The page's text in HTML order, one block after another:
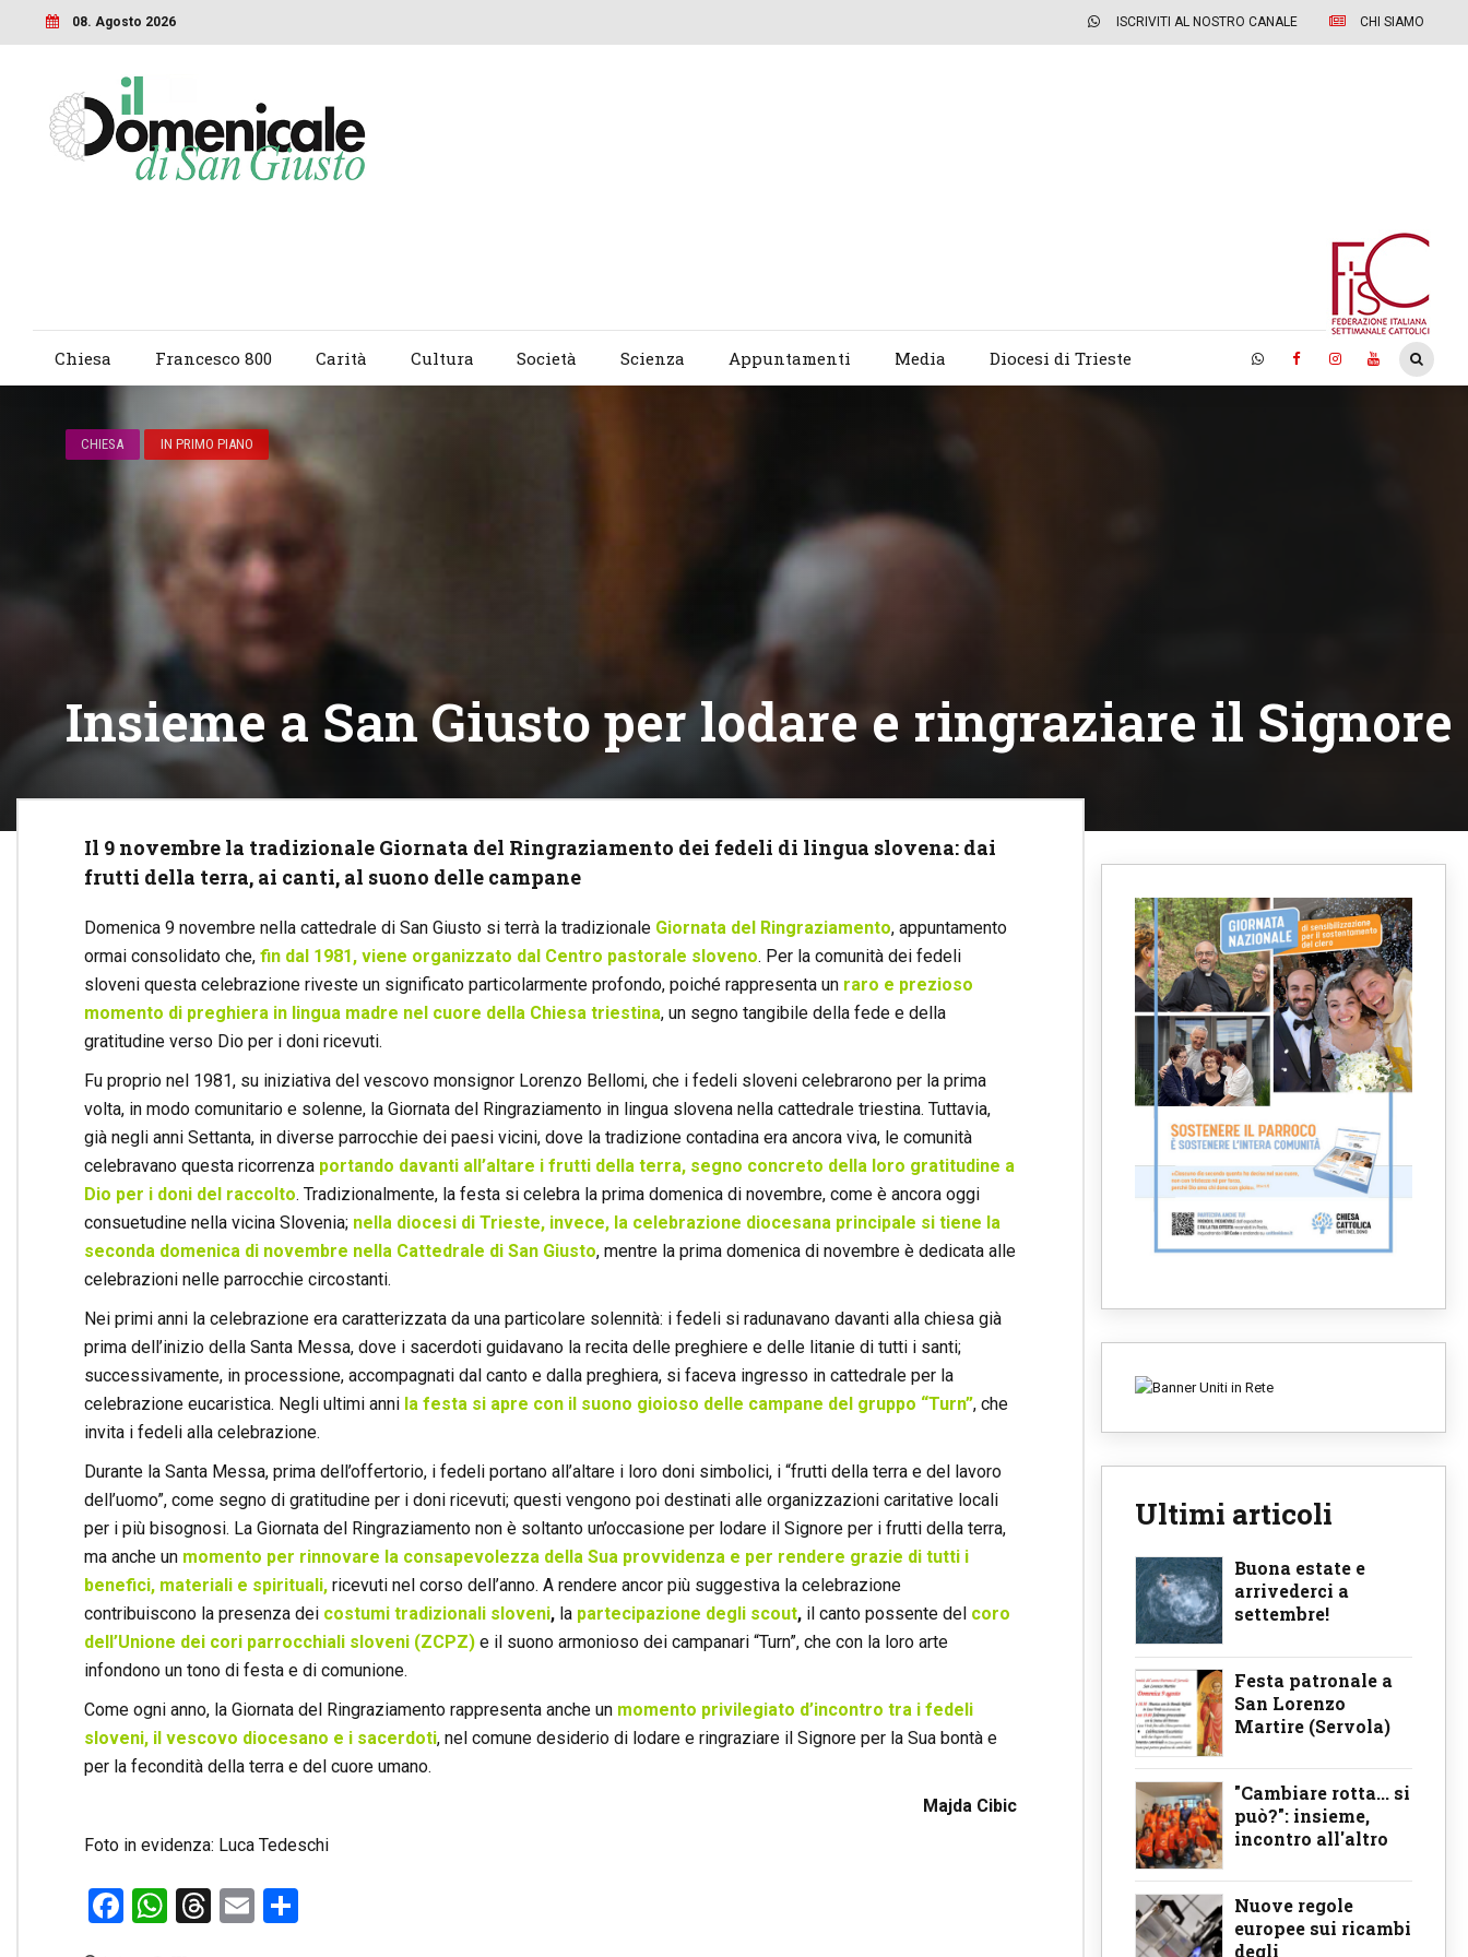
08. Agosto 2026 ISCRIVITI AL NOSTRO CANALE CHI SIAMO
Chiesa Francesco 800 Carità Cultura Società Scienza Appuntamenti Media Diocesi di Trieste
CHIESA IN PRIMO PIANO
Insieme a San Giusto per lodare e ringraziare il Signore
Il 9 novembre la tradizionale Giornata del Ringraziamento dei fedeli di lingua slovena: dai
frutti della terra, ai canti, al suono delle campane
Domenica 9 novembre nella cattedrale di San Giusto si terrà la tradizionale Giornata del Ringraziamento, appuntamento
ormai consolidato che, fin dal 1981, viene organizzato dal Centro pastorale sloveno. Per la comunità dei fedeli
sloveni questa celebrazione riveste un significato particolarmente profondo, poiché rappresenta un raro e prezioso
momento di preghiera in lingua madre nel cuore della Chiesa triestina, un segno tangibile della fede e della
gratitudine verso Dio per i doni ricevuti.
Fu proprio nel 1981, su iniziativa del vescovo monsignor Lorenzo Bellomi, che i fedeli sloveni celebrarono per la prima
volta, in modo comunitario e solenne, la Giornata del Ringraziamento in lingua slovena nella cattedrale triestina. Tuttavia,
già negli anni Settanta, in diverse parrocchie dei paesi vicini, dove la tradizione contadina era ancora viva, le comunità
celebravano questa ricorrenza portando davanti all’altare i frutti della terra, segno concreto della loro gratitudine a
Dio per i doni del raccolto. Tradizionalmente, la festa si celebra la prima domenica di novembre, come è ancora oggi
consuetudine nella vicina Slovenia; nella diocesi di Trieste, invece, la celebrazione diocesana principale si tiene la
seconda domenica di novembre nella Cattedrale di San Giusto, mentre la prima domenica di novembre è dedicata alle
celebrazioni nelle parrocchie circostanti.
Nei primi anni la celebrazione era caratterizzata da una particolare solennità: i fedeli si radunavano davanti alla chiesa già
prima dell’inizio della Santa Messa, dove i sacerdoti guidavano la recita delle preghiere e delle litanie di tutti i santi;
successivamente, in processione, accompagnati dal canto e dalla preghiera, si faceva ingresso in cattedrale per la
celebrazione eucaristica. Negli ultimi anni la festa si apre con il suono gioioso delle campane del gruppo “Turn”, che
invita i fedeli alla celebrazione.
Durante la Santa Messa, prima dell’offertorio, i fedeli portano all’altare i loro doni simbolici, i “frutti della terra e del lavoro
dell’uomo”, come segno di gratitudine per i doni ricevuti; questi vengono poi destinati alle organizzazioni caritative locali
per i più bisognosi. La Giornata del Ringraziamento non è soltanto un’occasione per lodare il Signore per i frutti della terra,
ma anche un momento per rinnovare la consapevolezza della Sua provvidenza e per rendere grazie di tutti i
benefici, materiali e spirituali, ricevuti nel corso dell’anno. A rendere ancor più suggestiva la celebrazione
contribuiscono la presenza dei costumi tradizionali sloveni, la partecipazione degli scout, il canto possente del coro
dell’Unione dei cori parrocchiali sloveni (ZCPZ) e il suono armonioso dei campanari “Turn”, che con la loro arte
infondono un tono di festa e di comunione.
Come ogni anno, la Giornata del Ringraziamento rappresenta anche un momento privilegiato d’incontro tra i fedeli
sloveni, il vescovo diocesano e i sacerdoti, nel comune desiderio di lodare e ringraziare il Signore per la Sua bontà e
per la fecondità della terra e del cuore umano.
Majda Cibic
Foto in evidenza: Luca Tedeschi
Facebook
WhatsApp
Threads
Email
Ultimi articoli
Buona estate e
arrivederci a
settembre!
Festa patronale a
San Lorenzo
Martire (Servola)
"Cambiare rotta... si
può?": insieme,
incontro all'altro
Nuove regole
europee sui ricambi
degli